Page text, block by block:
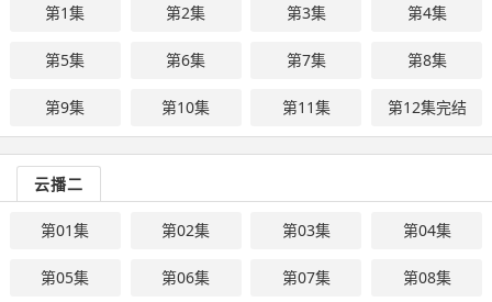
第1集 第2集 第3集 第4集
第5集 第6集 第7集 第8集
第9集 第10集 第11集 第12集完结
云播二
第01集 第02集 第03集 第04集
第05集 第06集 第07集 第08集